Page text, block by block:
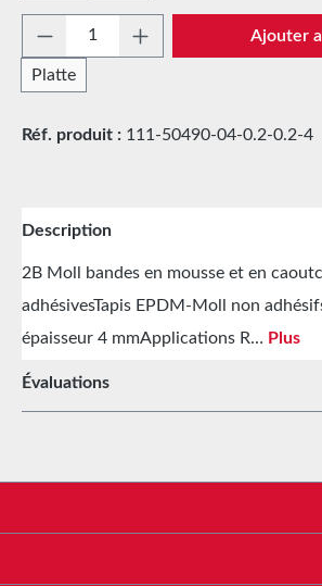
Quantité de produit :
Platte
Ajouter
Réf. produit : 111-50490-04-0.2-0.2-4
Description
2B Moll bandes en mousse et en
adhésivesTapis EPDM-Moll non
épaisseur 4 mmApplications R… Plus
Évaluations